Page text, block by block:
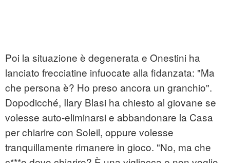
Poi la situazione è degenerata e Onestini ha
lanciato frecciatine infuocate alla fidanzata: "Ma
che persona è? Ho preso ancora un granchio".
Dopodicché, Ilary Blasi ha chiesto al giovane se
volesse auto-eliminarsi e abbandonare la Casa
per chiarire con Soleil, oppure volesse
tranquillamente rimanere in gioco. "No, ma che